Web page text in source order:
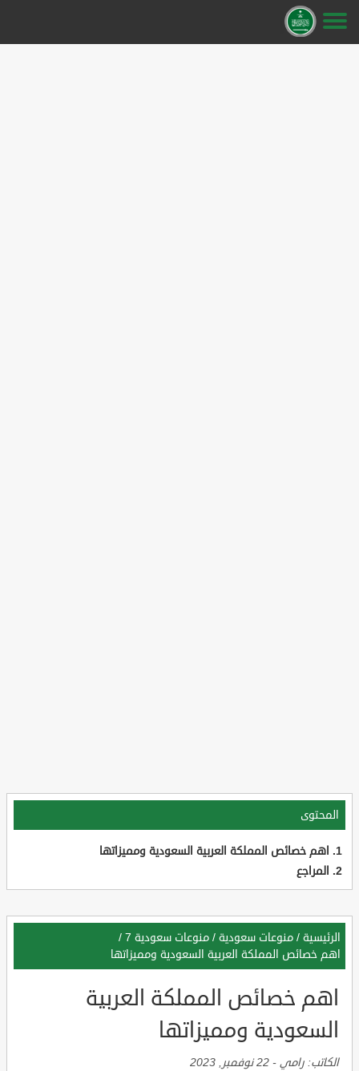
المحتوى
اهم خصائص المملكة العربية السعودية ومميزاتها
المراجع
الرئيسية / منوعات سعودية / منوعات سعودية 7
/
اهم خصائص المملكة العربية السعودية ومميزاتها
اهم خصائص المملكة العربية
السعودية ومميزاتها
الكاتب: رامي - 22 نوفمبر, 2023